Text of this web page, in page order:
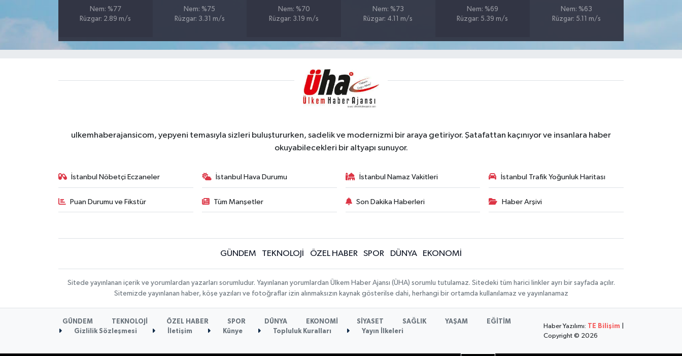
Nem: %77
Rüzgar: 2.89 m/s
Nem: %75
Rüzgar: 3.31 m/s
Nem: %70
Rüzgar: 3.19 m/s
Nem: %73
Rüzgar: 4.11 m/s
Nem: %69
Rüzgar: 5.39 m/s
Nem: %63
Rüzgar: 5.11 m/s
ulkemhaberajansicom, yepyeni temasıyla sizleri buluştururken, sadelik ve modernizmi bir araya getiriyor. Şatafattan kaçınıyor ve insanlara haber
okuyabilecekleri bir altyapı sunuyor.
İstanbul Nöbetçi Eczaneler İstanbul Hava Durumu İstanbul Namaz Vakitleri İstanbul Trafik Yoğunluk Haritası
Puan Durumu ve Fikstür Tüm Manşetler Son Dakika Haberleri Haber Arşivi
GÜNDEM TEKNOLOJİ ÖZEL HABER SPOR DÜNYA EKONOMİ
Sitede yayınlanan içerik ve yorumlardan yazarları sorumludur. Yayınlanan yorumlardan Ülkem Haber Ajansı (ÜHA) sorumlu tutulamaz. Sitedeki tüm harici linkler ayrı bir sayfada açılır.
Sitemizde yayınlanan haber, köşe yazıları ve fotoğraflar izin alınmaksızın kaynak gösterilse dahi, herhangi bir ortamda kullanılamaz ve yayınlanamaz
GÜNDEM TEKNOLOJİ ÖZEL HABER SPOR DÜNYA EKONOMİ SİYASET SAĞLIK YAŞAM
EĞİTİM
Gizlilik Sözleşmesi
İletişim Künye Topluluk Kuralları Yayın İlkeleri
Haber Yazılımı: TE Bilişim
Copyright © 2026